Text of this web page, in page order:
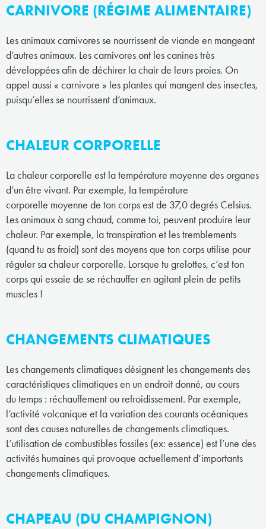
CARNIVORE (RÉGIME ALIMENTAIRE)
Les animaux carnivores se nourrissent de viande en mangeant
d’autres animaux. Les carnivores ont les canines très
développées afin de déchirer la chair de leurs proies. On
appel aussi « carnivore » les plantes qui mangent des insectes,
puisqu’elles se nourrissent d’animaux.
CHALEUR CORPORELLE
La chaleur corporelle est la température moyenne des organes
d’un être vivant. Par exemple, la température
corporelle moyenne de ton corps est de 37,0 degrés Celsius.
Les animaux à sang chaud, comme toi, peuvent produire leur
chaleur. Par exemple, la transpiration et les tremblements
(quand tu as froid) sont des moyens que ton corps utilise pour
réguler sa chaleur corporelle. Lorsque tu grelottes, c’est ton
corps qui essaie de se réchauffer en agitant plein de petits
muscles !
CHANGEMENTS CLIMATIQUES
Les changements climatiques désignent les changements des
caractéristiques climatiques en un endroit donné, au cours
du temps : réchauffement ou refroidissement. Par exemple,
l’activité volcanique et la variation des courants océaniques
sont des causes naturelles de changements climatiques.
L’utilisation de combustibles fossiles (ex: essence) est l’une des
activités humaines qui provoque actuellement d’importants
changements climatiques.
CHAPEAU (DU CHAMPIGNON)